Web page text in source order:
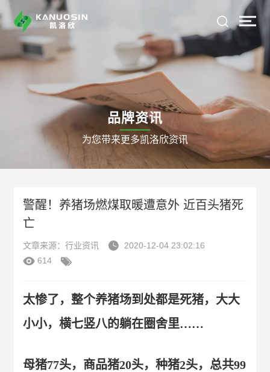
品牌资讯
为您带来更多凯洛欣资讯
警醒！养猪场燃煤取暖遭意外 近百头猪死
亡
文章来源：行业资讯  2020-12-04 23:02:16
 614 
太惨了，整个养猪场到处都是死猪，大大
小小，横七竖八的躺在圈舍里……
母猪77头，商品猪20头，种猪2头，总共99